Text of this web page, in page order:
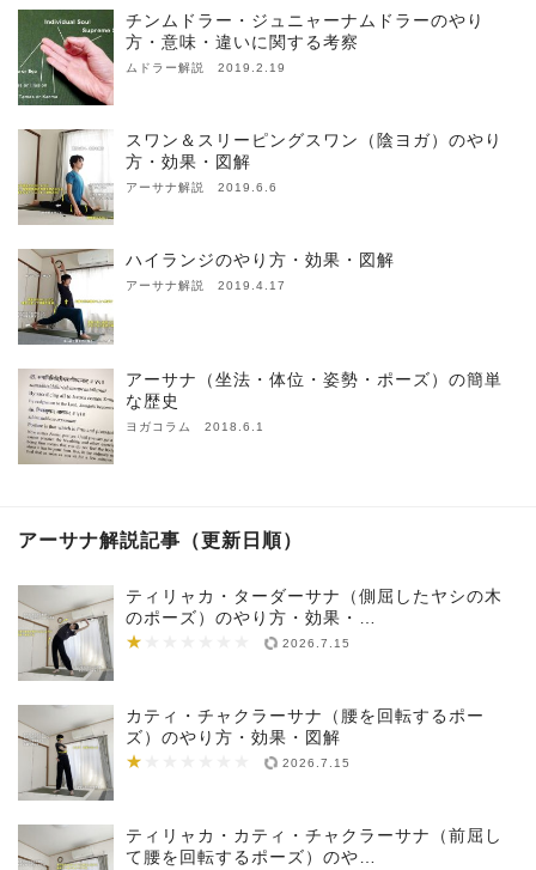
チンムドラー・ジュニャーナムドラーのやり
方・意味・違いに関する考察
ムドラー解説 2019.2.19
スワン＆スリーピングスワン（陰ヨガ）のやり
方・効果・図解
アーサナ解説 2019.6.6
ハイランジのやり方・効果・図解
アーサナ解説 2019.4.17
アーサナ（坐法・体位・姿勢・ポーズ）の簡単
な歴史
ヨガコラム 2018.6.1
アーサナ解説記事（更新日順）
ティリャカ・ターダーサナ（側屈したヤシの木
のポーズ）のやり方・効果・…
★
★★★★★★★ 2026.7.15
カティ・チャクラーサナ（腰を回転するポー
ズ）のやり方・効果・図解
★
★★★★★★★ 2026.7.15
ティリャカ・カティ・チャクラーサナ（前屈し
て腰を回転するポーズ）のや…